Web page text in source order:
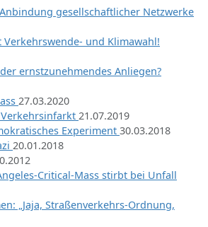
gesellschaftlicher Netzwerke
Verkehrswende- und Klimawahl!
ernstzunehmendes Anliegen?
27.03.2020
21.07.2019
Experiment 30.03.2018
20.01.2018
Critical-Mass stirbt bei Unfall
„Jaja, Straßenverkehrs-Ordnung,